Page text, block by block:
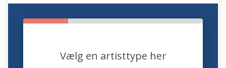
Vælg en artisttype her